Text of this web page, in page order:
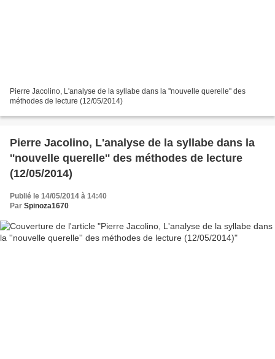
Pierre Jacolino, L'analyse de la syllabe dans la ''nouvelle querelle'' des
méthodes de lecture (12/05/2014)
Pierre Jacolino, L'analyse de la syllabe dans la
''nouvelle querelle'' des méthodes de lecture
(12/05/2014)
Publié le 14/05/2014 à 14:40
Par Spinoza1670